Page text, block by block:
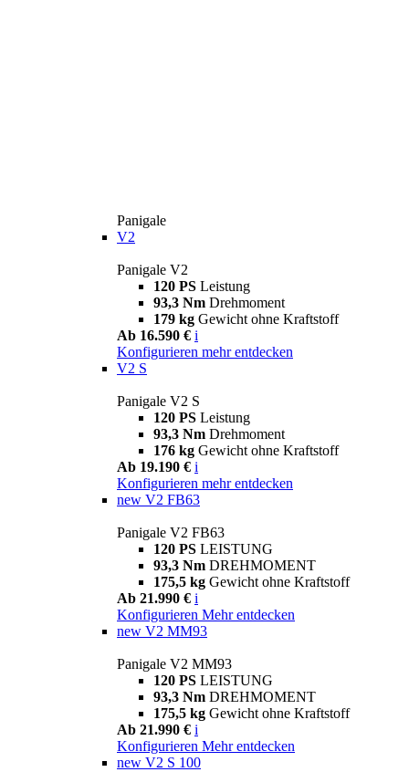
Panigale
V2
Panigale V2
120 PS Leistung
93,3 Nm Drehmoment
179 kg Gewicht ohne Kraftstoff
Ab 16.590 € i
Konfigurieren mehr entdecken
V2 S
Panigale V2 S
120 PS Leistung
93,3 Nm Drehmoment
176 kg Gewicht ohne Kraftstoff
Ab 19.190 € i
Konfigurieren mehr entdecken
new V2 FB63
Panigale V2 FB63
120 PS LEISTUNG
93,3 Nm DREHMOMENT
175,5 kg Gewicht ohne Kraftstoff
Ab 21.990 € i
Konfigurieren Mehr entdecken
new V2 MM93
Panigale V2 MM93
120 PS LEISTUNG
93,3 Nm DREHMOMENT
175,5 kg Gewicht ohne Kraftstoff
Ab 21.990 € i
Konfigurieren Mehr entdecken
new V2 S 100